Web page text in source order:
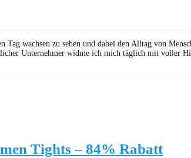
Tag wachsen zu sehen und dabei den Alltag von
Unternehmer widme ich mich täglich mit voller
Tights – 84% Rabatt